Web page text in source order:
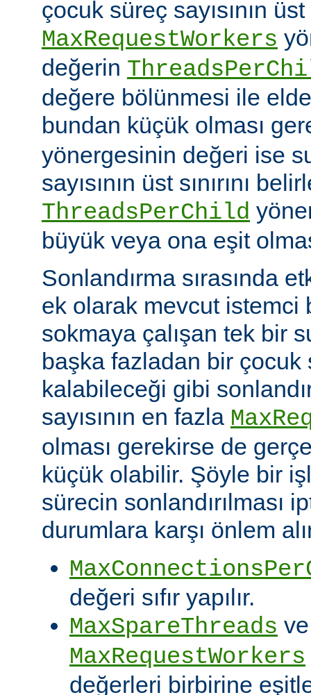
çocuk süreç sayısının üst
MaxRequestWorkers
değerin
değere bölünmesi ile
bundan küçük olması
yönergesinin değeri ise
sayısının üst sınırını
ThreadsPerChild
büyük veya ona eşit
Sonlandırma sırasında
ek olarak mevcut istemci
sokmaya çalışan tek bir
başka fazladan bir çocuk
kalabileceği gibi
sayısının en fazla
olması gerekirse de
küçük olabilir. Şöyle bir
sürecin sonlandırılması
durumlara karşı önlem
değeri sıfır yapılır.
MaxSpareThreads ve
MaxRequestWorkers
değerleri birbirine